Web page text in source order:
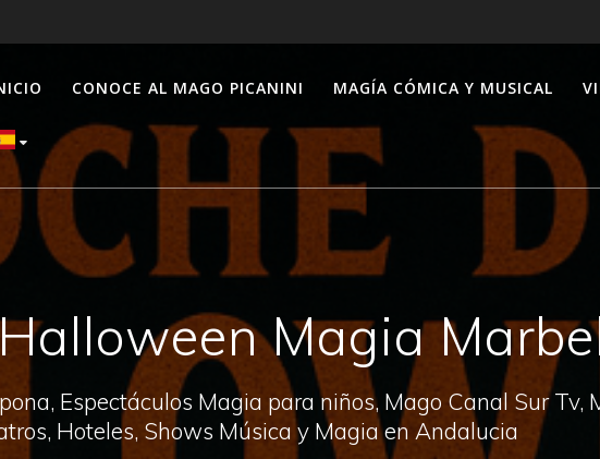
CONOCE AL MAGO PICANINI MAGÍA CÓMICA Y MUSICAL
Magia
Espectáculos Magia para niños, Mago Canal Sur Tv,
Hoteles, Shows Música y Magia en Andalucia